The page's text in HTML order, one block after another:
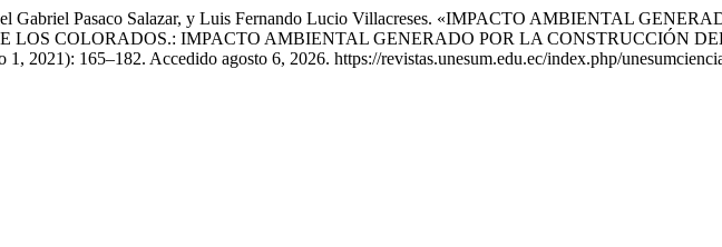
Gabriel Pasaco Salazar, y Luis Fernando Lucio Villacreses. «IMPACTO AMBIENTAL
LOS COLORADOS.: IMPACTO AMBIENTAL GENERADO POR LA CONSTRUCCIÓN
1, 2021): 165–182. Accedido agosto 6, 2026. https://revistas.unesum.edu.ec/index.php/